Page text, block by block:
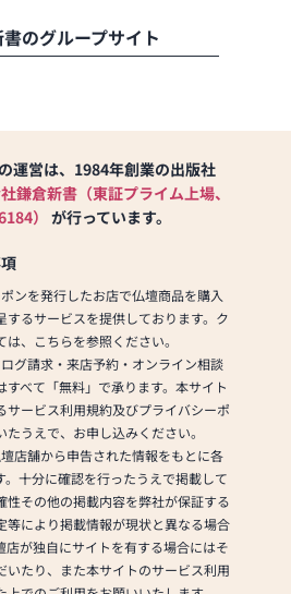
のグループサイト
運営は、1984年創業の出版社
鎌倉新書（東証プライム上場、
） が行っています。
ンを発行したお店で仏壇商品を購入
するサービスを提供しております。ク
、こちらを参照ください。
グ請求・来店予約・オンライン相談
すべて「無料」で承ります。本サイト
サービス利用規約及びプライバシーポ
うえで、お申し込みください。
店舗から申告された情報をもとに各
。十分に確認を行ったうえで掲載して
性その他の掲載内容を弊社が保証する
等により掲載情報が現状と異なる場合
店が独自にサイトを有する場合にはそ
いたり、また本サイトのサービス利用